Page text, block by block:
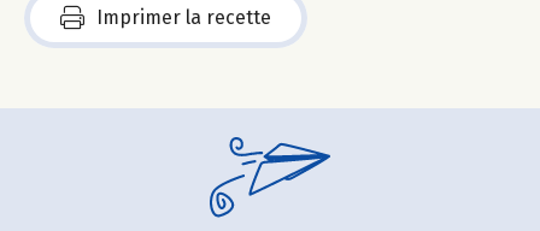
Imprimer la recette